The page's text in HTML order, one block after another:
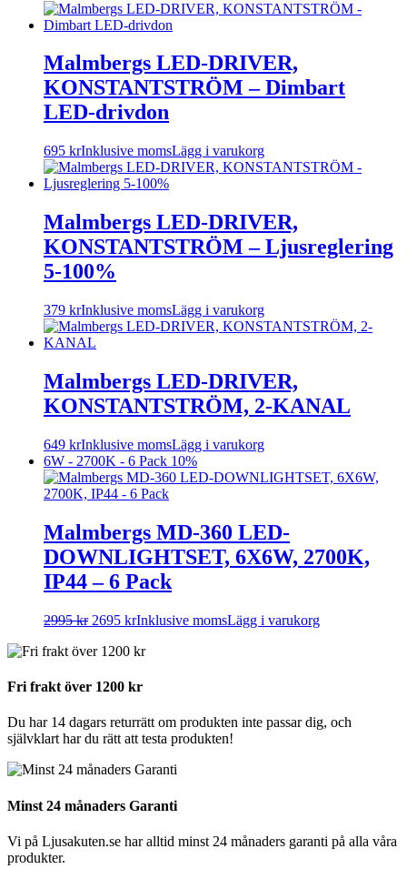
Malmbergs LED-DRIVER,
KONSTANTSTRÖM – Dimbart
LED-drivdon
695 krInklusive momsLägg i varukorg
Malmbergs LED-DRIVER,
KONSTANTSTRÖM – Ljusreglering
5-100%
379 krInklusive momsLägg i varukorg
Malmbergs LED-DRIVER,
KONSTANTSTRÖM, 2-KANAL
649 krInklusive momsLägg i varukorg
6W - 2700K - 6 Pack 10%
Malmbergs MD-360 LED-
DOWNLIGHTSET, 6X6W, 2700K,
IP44 – 6 Pack
2995kr 2695 krInklusive momsLägg i varukorg
Fri frakt över 1200 kr
Du har 14 dagars returrätt om produkten inte passar dig, och
självklart har du rätt att testa produkten!
Minst 24 månaders Garanti
Vi på Ljusakuten.se har alltid minst 24 månaders garanti på alla våra
produkter.